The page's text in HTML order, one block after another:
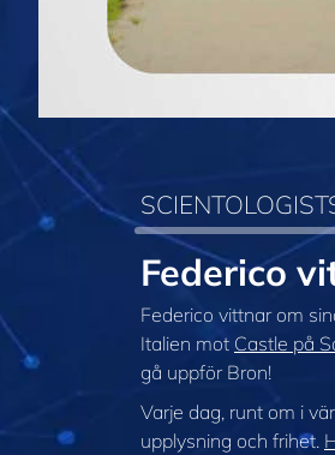
Federico
Federico vittnar om
Italien mot Castle på
gå uppför Bron!
Varje dag, runt om i
upplysning och frihet.